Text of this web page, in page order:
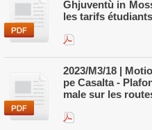
Ghjuventù in
les tarifs
2023/M3/18 |
pe Casalta -
male sur les